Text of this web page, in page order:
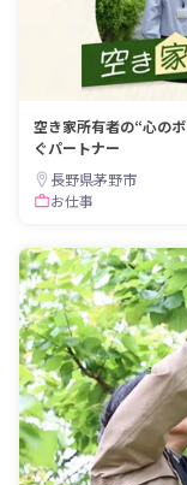
空き家所有者の“心の
ぐパートナー
長野県茅野市
お仕事